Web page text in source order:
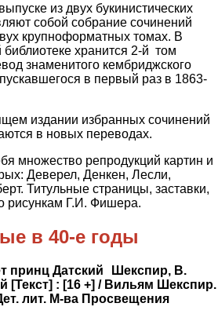
из двух букинистических
собой собрание сочинений
крупноформатных томах. В
хранится 2-й том
знаменитого кембриджского
в первый раз в 1863-
издании избранных сочинений
в новых переводах.
множество репродукций картин и
Деверел, Денкен, Лесли,
Титульные страницы, заставки,
рисункам Г.И. Фишера.
в 40-е годы
Шекспир, В.
[Текст] : [16 +] / Вильям Шекспир.
лит. М-ва Просвещения